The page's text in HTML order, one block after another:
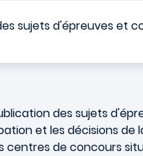
sujets d'épreuves et
des sujets
et les décisions de
de concours